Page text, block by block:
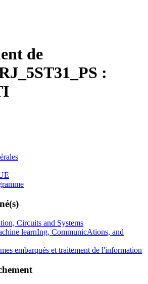
de
:
Circuits and Systems
learnIng, CommunicAtions, and
embarqués et traitement de l'information